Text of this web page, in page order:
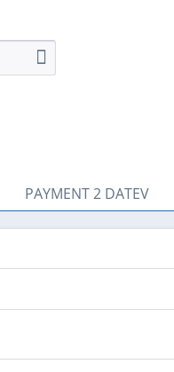
PAYMENT 2 DATEV